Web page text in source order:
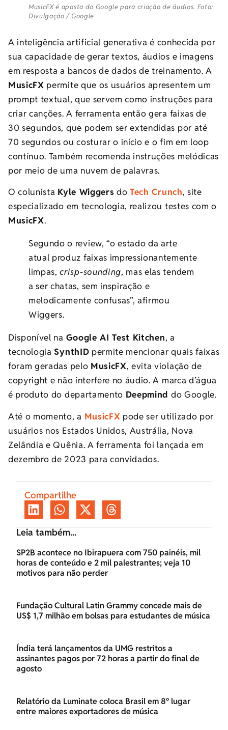
MusicFX é aposta do Google para criação de áudios. Foto:
Divulgação / Google
A inteligência artificial generativa é conhecida por
sua capacidade de gerar textos, áudios e imagens
em resposta a bancos de dados de treinamento. A
MusicFX permite que os usuários apresentem um
prompt textual, que servem como instruções para
criar canções. A ferramenta então gera faixas de
30 segundos, que podem ser extendidas por até
70 segundos ou costurar o início e o fim em loop
contínuo. Também recomenda instruções melódicas
por meio de uma nuvem de palavras.
O colunista Kyle Wiggers doTech Crunch, site
especializado em tecnologia, realizou testes com o
MusicFX.
Segundo o review, “o estado da arte
atual produz faixas impressionantemente
limpas,crisp-sounding, mas elas tendem
a ser chatas, sem inspiração e
melodicamente confusas”, afirmou
Wiggers.
Disponível na Google AI Test Kitchen, a
tecnologiaSynthID permite mencionar quais faixas
foram geradas pelo MusicFX, evita violação de
copyright e não interfere no áudio. A marca d’água
é produto do departamento Deepmind do Google.
Até o momento, a MusicFX pode ser utilizado por
usuários nos Estados Unidos, Austrália, Nova
Zelândia e Quênia. A ferramenta foi lançada em
dezembro de 2023 para convidados.
Compartilhe
Leia também...
SP2B acontece no Ibirapuera com 750 painéis, mil
horas de conteúdo e 2 mil palestrantes; veja 10
motivos para não perder
Fundação Cultural Latin Grammy concede mais de
US$ 1,7 milhão em bolsas para estudantes de música
Índia terá lançamentos da UMG restritos a
assinantes pagos por 72 horas a partir do final de
agosto
Relatório da Luminate coloca Brasil em 8º lugar
entre maiores exportadores de música